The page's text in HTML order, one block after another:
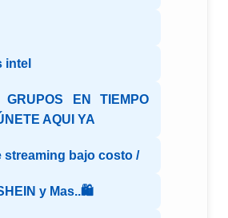
intel
GRUPOS EN TIEMPO
AQUI YA
streaming bajo costo /
y Mas..🛍️